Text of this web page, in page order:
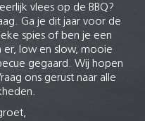
vlees op de BBQ?
Ga je dit jaar voor de
spies of ben je een
er, low en slow, mooie
gegaard. Wij hopen
ons gerust naar alle